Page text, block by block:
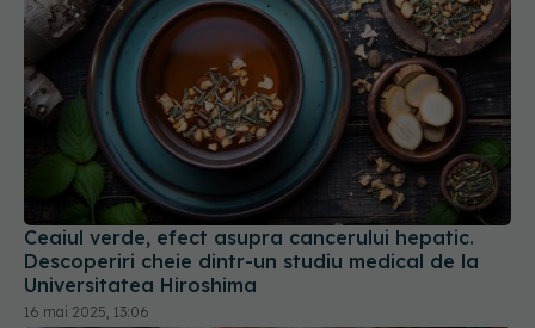
Ceaiul verde, efect asupra cancerului hepatic.
Descoperiri cheie dintr-un studiu medical de la
Universitatea Hiroshima
16 mai 2025, 13:06